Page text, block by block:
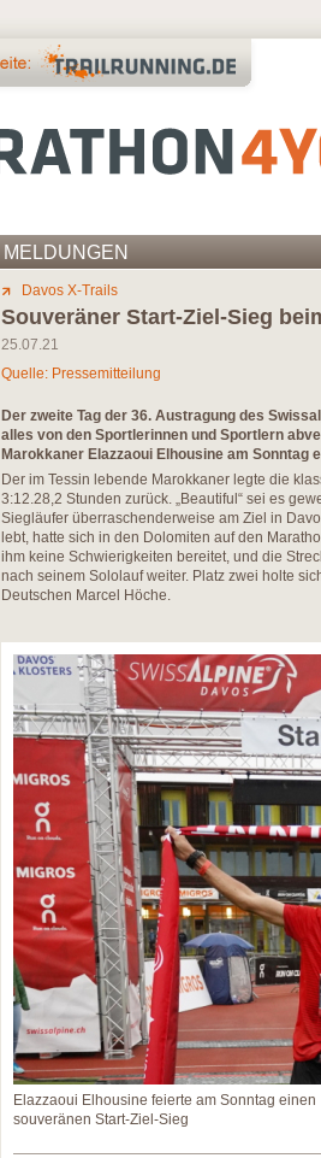
MELDUNGEN
Davos X-Trails
Souveräner Start-Ziel-Sieg
25.07.21
Quelle: Pressemitteilung
Der zweite Tag der 36. Austragung des
alles von den Sportlerinnen und Sportlern
Marokkaner Elazzaoui Elhousine am Sonntag
Der im Tessin lebende Marokkaner legte die
3:12.28,2 Stunden zurück. „Beautiful“ sei es
Siegläufer überraschenderweise am Ziel in
lebt, hatte sich in den Dolomiten auf den
ihm keine Schwierigkeiten bereitet, und die
nach seinem Sololauf weiter. Platz zwei holte
Deutschen Marcel Höche.
Elazzaoui Elhousine feierte am Sonntag einen
souveränen Start-Ziel-Sieg